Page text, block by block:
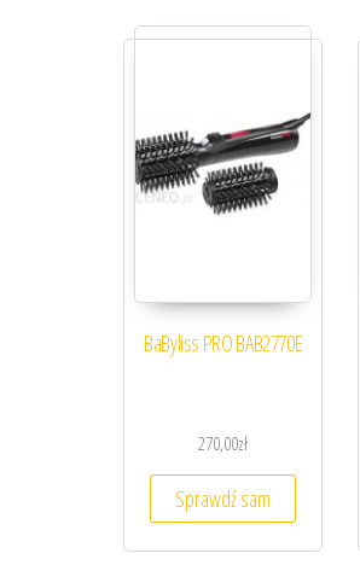
BaByliss PRO BAB2770E
270,00zł
Sprawdź sam